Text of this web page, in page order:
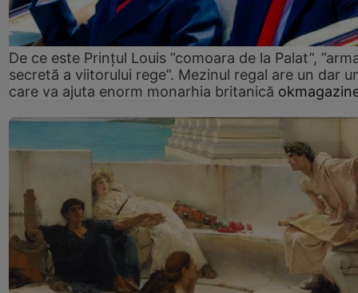
De ce este Prințul Louis ”comoara de la Palat”,
secretă a viitorului rege”. Mezinul regal are un dar
care va ajuta enorm monarhia britanică